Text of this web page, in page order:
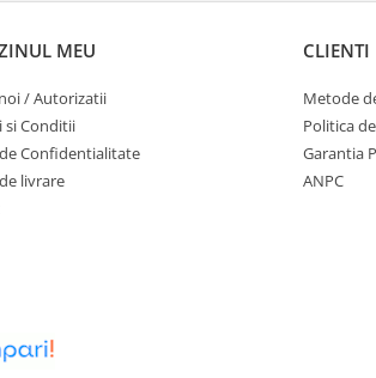
MEU
/ Autorizatii
si Conditii
Confidentialitate
livrare
CLIENTI
Metode
Politica
Garantia
ANPC